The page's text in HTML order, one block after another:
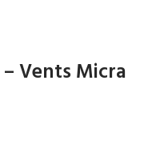
Vents Micra